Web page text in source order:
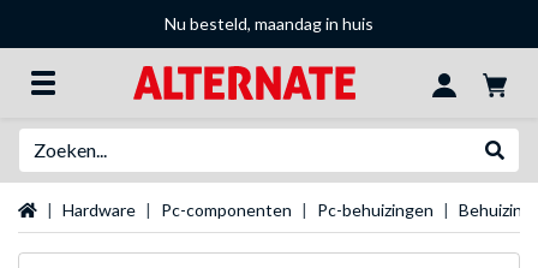
Nu besteld, maandag in huis
Startpagina
Hardware Pc-componenten Pc-behuizingen